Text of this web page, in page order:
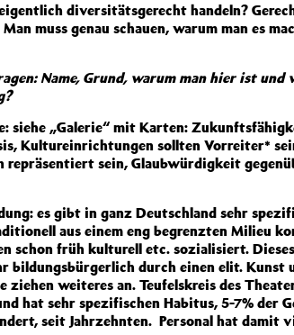
diversitätsgerecht handeln?
muss genau schauen, warum man es
Name, Grund, warum man hier ist und
siehe „Galerie“ mit Karten:
Kultureinrichtungen sollten Vorreiter*
sein, Glaubwürdigkeit
es gibt in ganz Deutschland sehr
aus einem eng begrenzten Milieu
schon früh kulturell etc. sozialisiert.
bildungsbürgerlich durch einen elit. Kunst
ziehen weiteres an. Teufelskreis des
hat sehr spezifischen Habitus, 5-7% der
seit Jahrzehnten. Personal hat damit